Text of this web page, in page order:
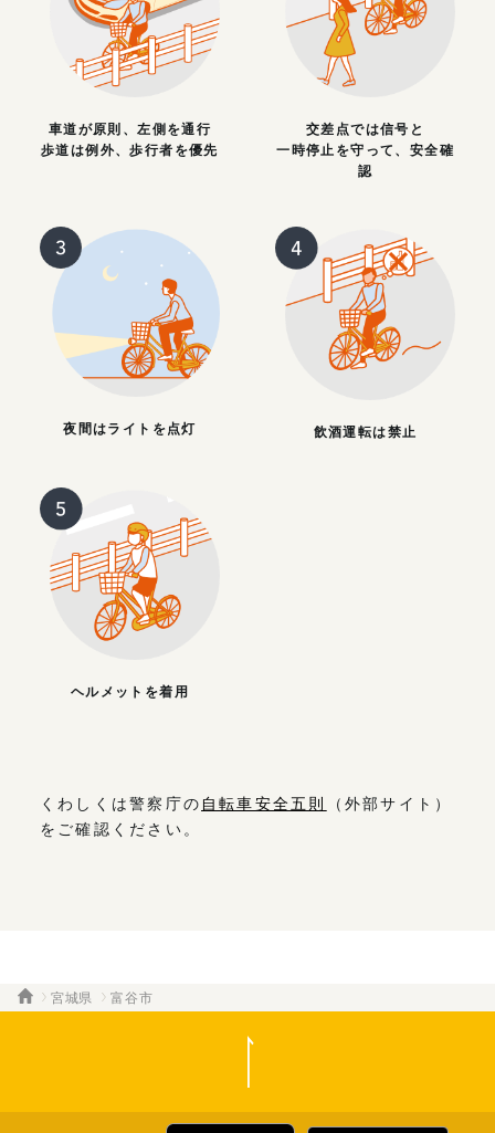
車道が原則、左側を通行
歩道は例外、歩行者を優先
交差点では信号と
一時停止を守って、安全確
認
夜間はライトを点灯 飲酒運転は禁止
ヘルメットを着用
くわしくは警察庁の 自転車安全五則
（外部サイト）
をご確認ください。
宮城県 富谷市